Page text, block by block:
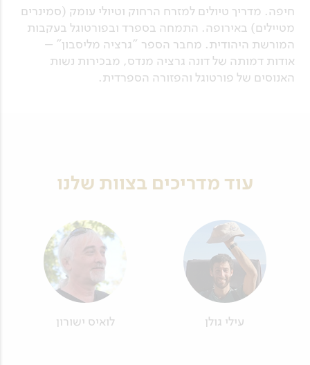
חיפה. מדריך טיולים למזרח הרחוק וטיולי עומק (סמינרים
מטיילים) באירופה. התמחה בספרד ובפורטוגל בעקבות
המורשת היהודית. מחבר הספר "גרציה מליסבון" –
אודות דמותה של דונה גרציה מנדס, מבכירות נשות
האנוסים של פורטוגל והפזורה הספרדית.
עוד מדריכים בצוות שלנו
עילי גולן לואיס ישורון